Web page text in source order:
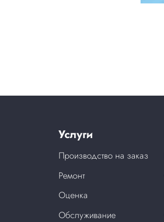
Услуги
Производство на заказ
Ремонт
Оценка
Обслуживание